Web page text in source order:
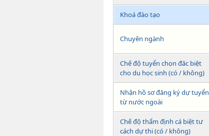
Khoá đào tạo
Chuyên ngành
Chế độ tuyển chọn đăc biệt
cho du học sinh (có / không)
Nhận hồ sơ đăng ký dự tuyển
từ nước ngoài
Chế độ thẩm định cá biệt tư
cách dự thi (có / không)